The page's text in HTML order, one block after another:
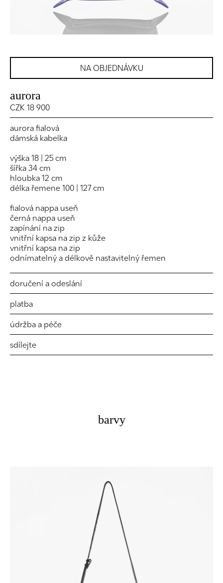
NA OBJEDNÁVKU
aurora
CZK 18 900
aurora fialová
dámská kabelka
výška 18 | 25 cm
šířka 34 cm
hloubka 12 cm
délka řemene 100 | 127 cm
fialová nappa useň
černá nappa useň
zapínání na zip
vnitřní kapsa na zip z kůže
vnitřní kapsa na zip
odnímatelný a délkově nastavitelný řemen
doručení a odeslání
platba
údržba a péče
sdílejte
barvy